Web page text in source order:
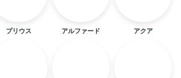
プリウス アルファード アクア